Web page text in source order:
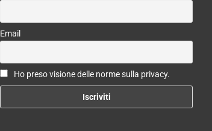
Email
Ho preso visione delle norme sulla privacy.